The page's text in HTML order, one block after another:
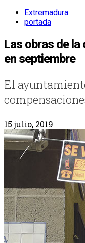
Extremadura
portada
Las obras de
en septiembre
El
15 julio, 2019